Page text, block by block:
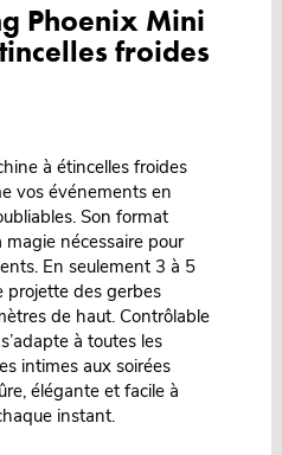
Phoenix Mini
froides
à étincelles froides
vos événements en
Son format
nécessaire pour
En seulement 3 à 5
projette des gerbes
de haut. Contrôlable
à toutes les
intimes aux soirées
élégante et facile à
instant.